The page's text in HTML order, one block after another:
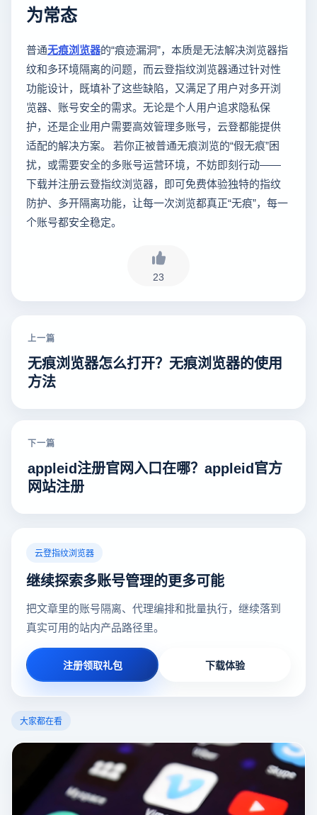
为常态
普通无痕浏览器的“痕迹漏洞”，本质是无法解决浏览器指
纹和多环境隔离的问题，而云登指纹浏览器通过针对性
功能设计，既填补了这些缺陷，又满足了用户对多开浏
览器、账号安全的需求。无论是个人用户追求隐私保
护，还是企业用户需要高效管理多账号，云登都能提供
适配的解决方案。 若你正被普通无痕浏览的“假无痕”困
扰，或需要安全的多账号运营环境，不妨即刻行动——
下载并注册云登指纹浏览器，即可免费体验独特的指纹
防护、多开隔离功能，让每一次浏览都真正“无痕”，每一
个账号都安全稳定。
23
上一篇
无痕浏览器怎么打开？无痕浏览器的使用
方法
下一篇
appleid注册官网入口在哪？appleid官方
网站注册
云登指纹浏览器
继续探索多账号管理的更多可能
把文章里的账号隔离、代理编排和批量执行，继续落到
真实可用的站内产品路径里。
注册领取礼包 下载体验
大家都在看